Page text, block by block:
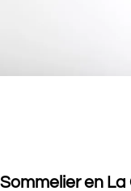
Sommelier en